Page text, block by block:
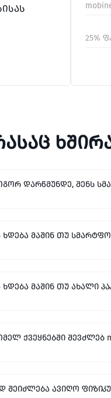
25%
დარწმუნდე, შენს
ხდება მაშინ თუ
ხდება მაშინ თუ ახალი
ქვეყნებში შევძლებ
შეიძლება ავიღო